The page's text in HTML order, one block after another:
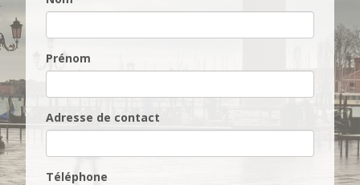
Prénom
Adresse de contact
Téléphone